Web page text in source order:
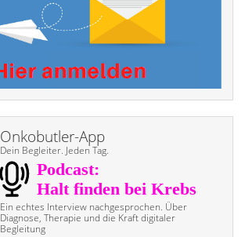
Onkobutler-App
Dein Begleiter. Jeden Tag.
Ein echtes Interview nach­gesprochen. Über
Diagnose, Therapie und die Kraft digitaler
Begleitung